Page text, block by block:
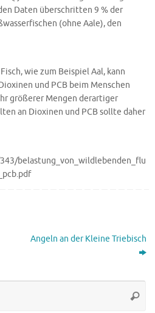
Daten überschritten 9 % der
(ohne Aale), den
wie zum Beispiel Aal, kann
und PCB beim Menschen
größerer Mengen derartiger
an Dioxinen und PCB sollte daher
belastung_von_wildlebenden_flu
Angeln an der Kleine Triebisch